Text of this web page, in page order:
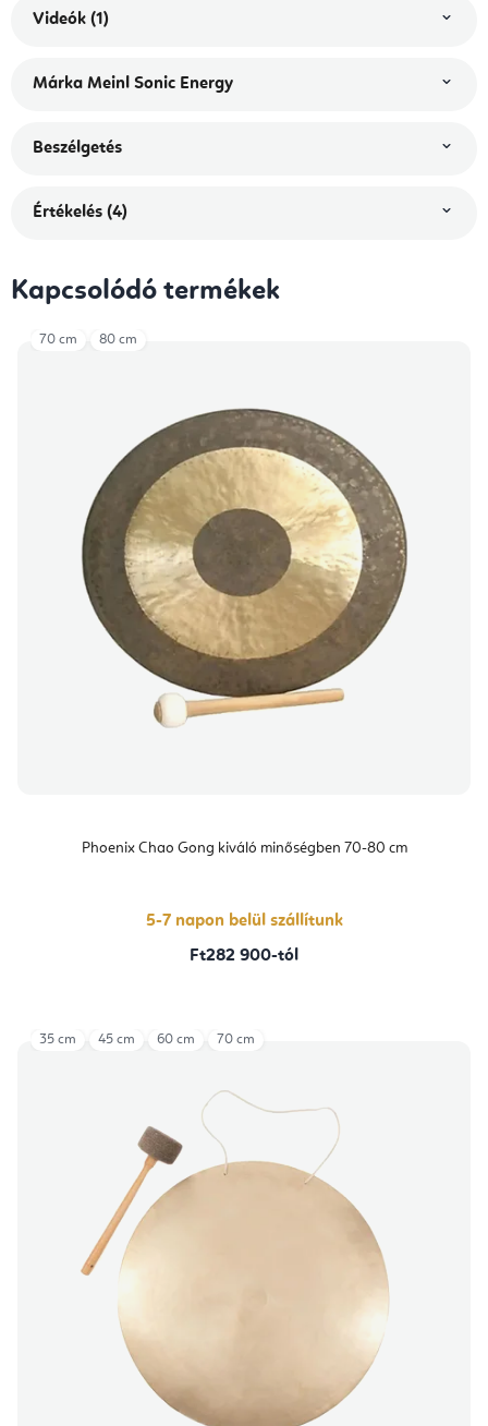
Videók (1)
Márka Meinl Sonic Energy
Beszélgetés
Értékelés (4)
Kapcsolódó termékek
Phoenix Chao Gong kiváló minőségben 70-80 cm
5-7 napon belül szállítunk
Ft282 900-tól
70 cm 80 cm
35 cm 45 cm 60 cm 70 cm